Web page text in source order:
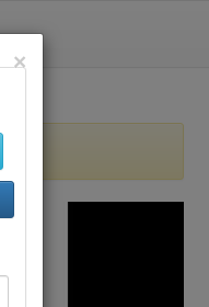
×